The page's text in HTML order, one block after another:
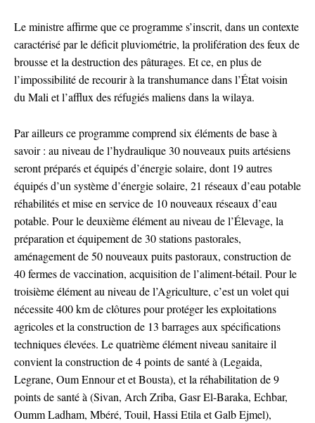
Le ministre affirme que ce programme s’inscrit, dans un contexte
caractérisé par le déficit pluviométrie, la prolifération des feux de
brousse et la destruction des pâturages. Et ce, en plus de
l’impossibilité de recourir à la transhumance dans l’État voisin
du Mali et l’afflux des réfugiés maliens dans la wilaya.
Par ailleurs ce programme comprend six éléments de base à
savoir : au niveau de l’hydraulique 30 nouveaux puits artésiens
seront préparés et équipés d’énergie solaire, dont 19 autres
équipés d’un système d’énergie solaire, 21 réseaux d’eau potable
réhabilités et mise en service de 10 nouveaux réseaux d’eau
potable. Pour le deuxième élément au niveau de l’Élevage, la
préparation et équipement de 30 stations pastorales,
aménagement de 50 nouveaux puits pastoraux, construction de
40 fermes de vaccination, acquisition de l’aliment-bétail. Pour le
troisième élément au niveau de l’Agriculture, c’est un volet qui
nécessite 400 km de clôtures pour protéger les exploitations
agricoles et la construction de 13 barrages aux spécifications
techniques élevées. Le quatrième élément niveau sanitaire il
convient la construction de 4 points de santé à (Legaida,
Legrane, Oum Ennour et et Bousta), et la réhabilitation de 9
points de santé à (Sivan, Arch Zriba, Gasr El-Baraka, Echbar,
Oumm Ladham, Mbéré, Touil, Hassi Etila et Galb Ejmel),